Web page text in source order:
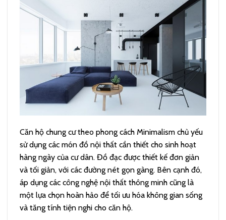
Căn hộ chung cư theo phong cách Minimalism chủ yếu
sử dụng các món đồ nội thất cần thiết cho sinh hoạt
hàng ngày của cư dân. Đồ đạc được thiết kế đơn giản
và tối giản, với các đường nét gọn gàng. Bên cạnh đó,
áp dụng các công nghệ nội thất thông minh cũng là
một lựa chọn hoàn hảo để tối ưu hóa không gian sống
và tăng tính tiện nghi cho căn hộ.